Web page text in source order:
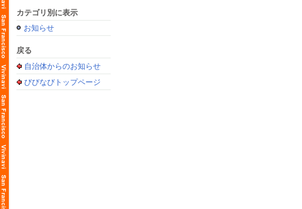
カテゴリ別に表示
お知らせ
戻る
自治体からのお知らせ
びびなびトップページ